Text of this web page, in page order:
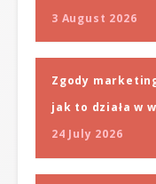
3 August 2026
Zgody
jak to działa w
24 July 2026